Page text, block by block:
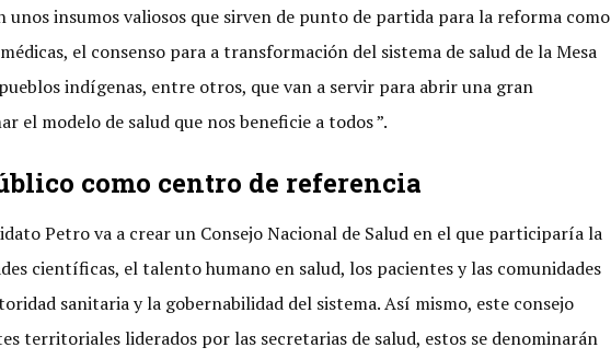
unos insumos valiosos que sirven de punto de partida para la reforma como
el consenso para a transformación del sistema de salud de la Mesa
indígenas, entre otros, que van a servir para abrir una gran
el modelo de salud que nos beneficie a todos ”.
como centro de referencia
Petro va a crear un Consejo Nacional de Salud en el que participaría la
científicas, el talento humano en salud, los pacientes y las comunidades
sanitaria y la gobernabilidad del sistema. Así mismo, este consejo
territoriales liderados por las secretarias de salud, estos se denominarán